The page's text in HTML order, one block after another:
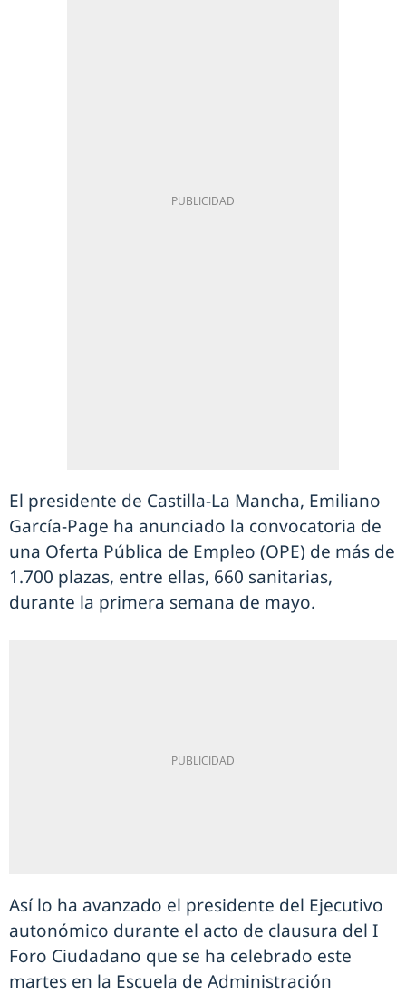
El presidente de Castilla-La Mancha, Emiliano
García-Page ha anunciado la convocatoria de
una Oferta Pública de Empleo (OPE) de más de
1.700 plazas, entre ellas, 660 sanitarias,
durante la primera semana de mayo.
Así lo ha avanzado el presidente del Ejecutivo
autonómico durante el acto de clausura del I
Foro Ciudadano que se ha celebrado este
martes en la Escuela de Administración